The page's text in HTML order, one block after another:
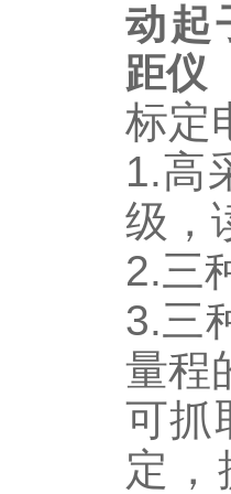
标定
1.高
级，
2.三
3.三
量程
可抓
定